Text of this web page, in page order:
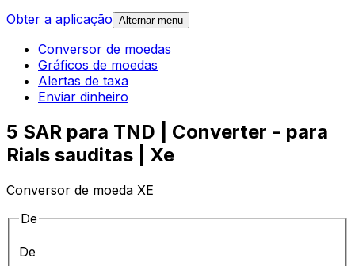
Obter a aplicação Alternar menu
Conversor de moedas
Gráficos de moedas
Alertas de taxa
Enviar dinheiro
5 SAR para TND | Converter - para
Rials sauditas | Xe
Conversor de moeda XE
De
De